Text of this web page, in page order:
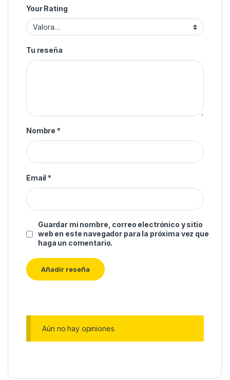
Your Rating
Tu reseña
Nombre *
Email *
Guardar mi nombre, correo electrónico y sitio
web en este navegador para la próxima vez que
haga un comentario.
Aún no hay opiniones.